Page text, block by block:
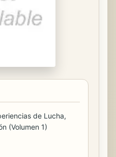
de Lucha,
(Volumen 1)